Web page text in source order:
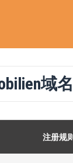
域
注册规